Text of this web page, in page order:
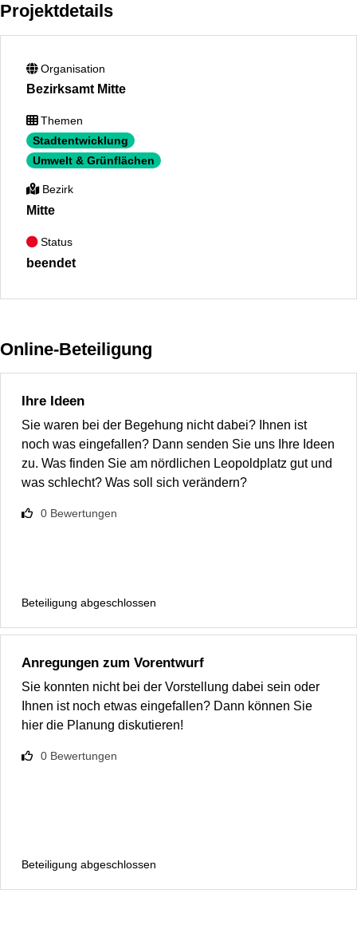
Projektdetails
Organisation
Bezirksamt Mitte
Themen
Stadtentwicklung
Umwelt & Grünflächen
Bezirk
Mitte
Status
beendet
Online-Beteiligung
Ihre Ideen
Sie waren bei der Begehung nicht dabei? Ihnen ist
noch was eingefallen? Dann senden Sie uns Ihre Ideen
zu. Was finden Sie am nördlichen Leopoldplatz gut und
was schlecht? Was soll sich verändern?
0 Bewertungen
Beteiligung abgeschlossen
Anregungen zum Vorentwurf
Sie konnten nicht bei der Vorstellung dabei sein oder
Ihnen ist noch etwas eingefallen? Dann können Sie
hier die Planung diskutieren!
0 Bewertungen
Beteiligung abgeschlossen